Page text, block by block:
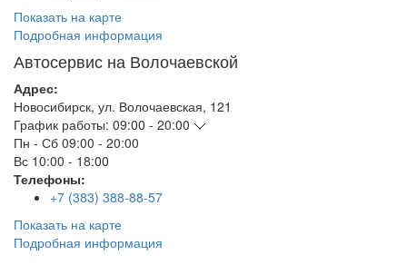
Показать на карте
Подробная информация
Автосервис на Волочаевской
Адрес:
Новосибирск, ул. Волочаевская, 121
График работы: 09:00 - 20:00
Пн - Сб 09:00 - 20:00
Вс 10:00 - 18:00
Телефоны:
+7 (383) 388-88-57
Показать на карте
Подробная информация